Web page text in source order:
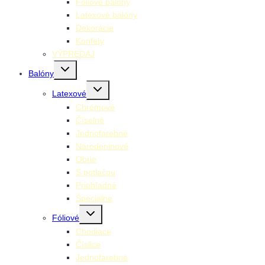
Latexové balóny
Dekorácie
Konfety
VÝPREDAJ
Balóny
Toggle
Latexové
Toggle
menu
Chrómové
Číselné
Jednofarebné
Narodeninové
Obrie
S potlačou
Priehľadné
Špeciálne
Fóliové
Toggle
menu
Chodiace
Číslice
Jednofarebné